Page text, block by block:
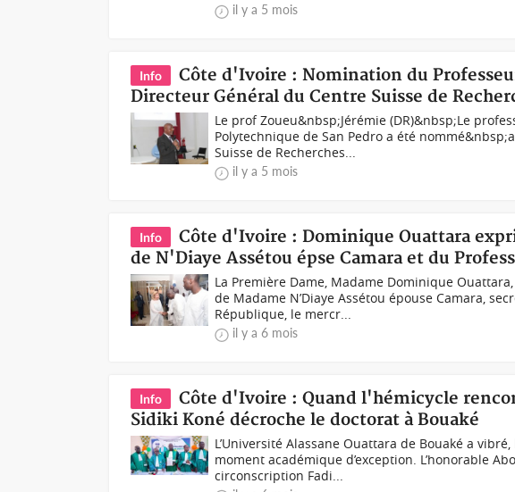
il y a 5 mois
Info
Côte d'Ivoire : Nomination du
Directeur Général du Centre Suisse de
Le prof Zoueu&nbsp;Jérémie (DR)&nbsp;Le
Polytechnique de San Pedro a été
Suisse de Recherches...
il y a 5 mois
Info
Côte d'Ivoire : Dominique Ouattara
de N'Diaye Assétou épse Camara et du
La Première Dame, Madame Dominique
de Madame N’Diaye Assétou épouse Camara,
République, le mercr...
il y a 6 mois
Info
Côte d'Ivoire : Quand l'hémicycle
Sidiki Koné décroche le doctorat à Bouaké
L’Université Alassane Ouattara de Bouaké a
moment académique d’exception. L’honorable
circonscription Fadi...